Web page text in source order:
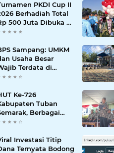
PKDI Cup II
Berhadiah Total
500 Juta Dibuka di
Ketua PKDI
Ajang
dan
Komunikasi
Kades untuk
Sampang: UMKM
Usaha Besar
Terdata di
Ekonomi 2026,
Ke-726
Tuban
Berbagai
Pun
Investasi Titip
Ternyata Bodong